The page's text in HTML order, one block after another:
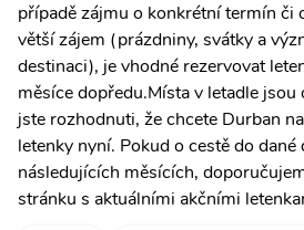
případě zájmu o konkrétní termín či
větší zájem (prázdniny, svátky a
destinaci), je vhodné rezervovat
měsíce dopředu.Místa v letadle
jste rozhodnuti, že chcete Durban
letenky nyní. Pokud o cestě do
následujících měsících,
stránku s aktuálními akčními